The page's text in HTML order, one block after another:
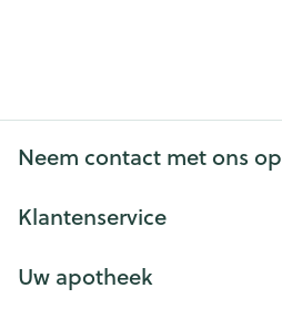
Neem contact met ons op
Klantenservice
Uw apotheek